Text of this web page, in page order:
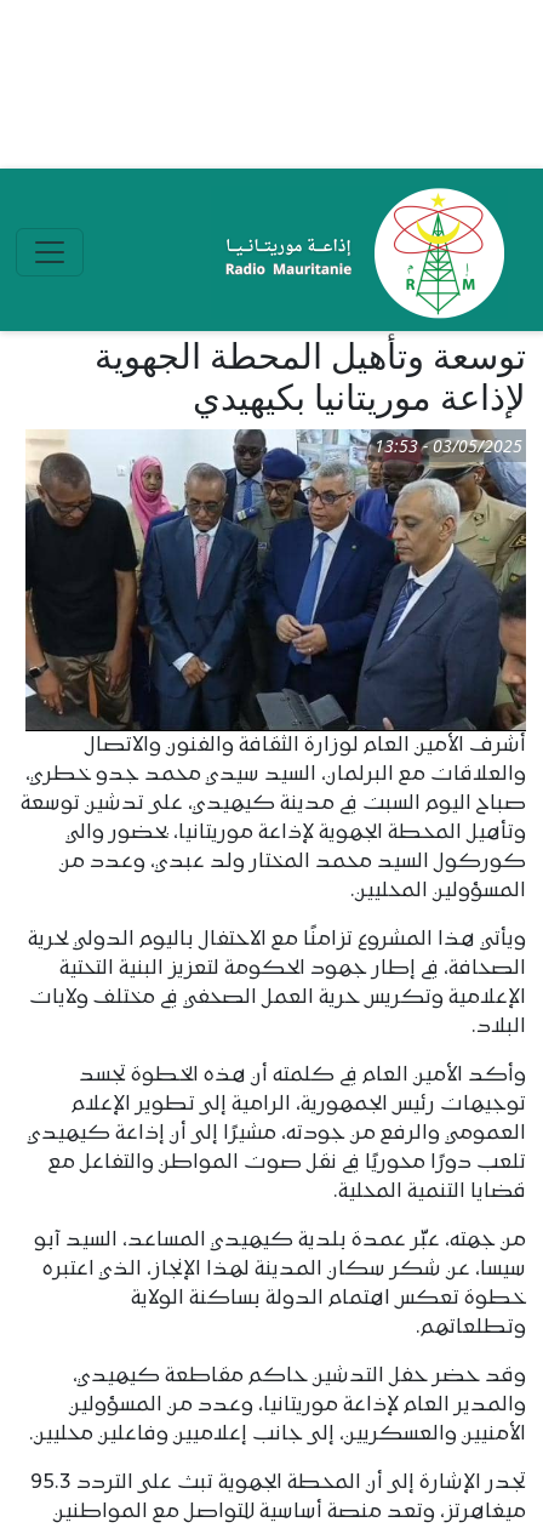
توسعة وتأهيل المحطة الجهوية
لإذاعة موريتانيا بكيهيدي
03/05/2025 - 13:53
أشرف الأمين العام لوزارة الثقافة والفنون والاتصال
والعلاقات مع البرلمان، السيد سيدي محمد جدو خطري،
صباح اليوم السبت في مدينة كيهيدي، على تدشين توسعة
وتأهيل المحطة الجهوية لإذاعة موريتانيا، بحضور والي
كوركول السيد محمد المختار ولد عبدي، وعدد من
المسؤولين المحليين.
ويأتي هذا المشروع تزامنًا مع الاحتفال باليوم الدولي لحرية
الصحافة، في إطار جهود الحكومة لتعزيز البنية التحتية
الإعلامية وتكريس حرية العمل الصحفي في مختلف ولايات
البلاد.
وأكد الأمين العام في كلمته أن هذه الخطوة تجسد
توجيهات رئيس الجمهورية، الرامية إلى تطوير الإعلام
العمومي والرفع من جودته، مشيرًا إلى أن إذاعة كيهيدي
تلعب دورًا محوريًا في نقل صوت المواطن والتفاعل مع
قضايا التنمية المحلية.
من جهته، عبّر عمدة بلدية كيهيدي المساعد، السيد آبو
سيسا، عن شكر سكان المدينة لهذا الإنجاز، الذي اعتبره
خطوة تعكس اهتمام الدولة بساكنة الولاية
وتطلعاتهم.
وقد حضر حفل التدشين حاكم مقاطعة كيهيدي،
والمدير العام لإذاعة موريتانيا، وعدد من المسؤولين
الأمنيين والعسكريين، إلى جانب إعلاميين وفاعلين محليين.
تجدر الإشارة إلى أن المحطة الجهوية تبث على التردد 95.3
ميغاهرتز، وتعد منصة أساسية للتواصل مع المواطنين